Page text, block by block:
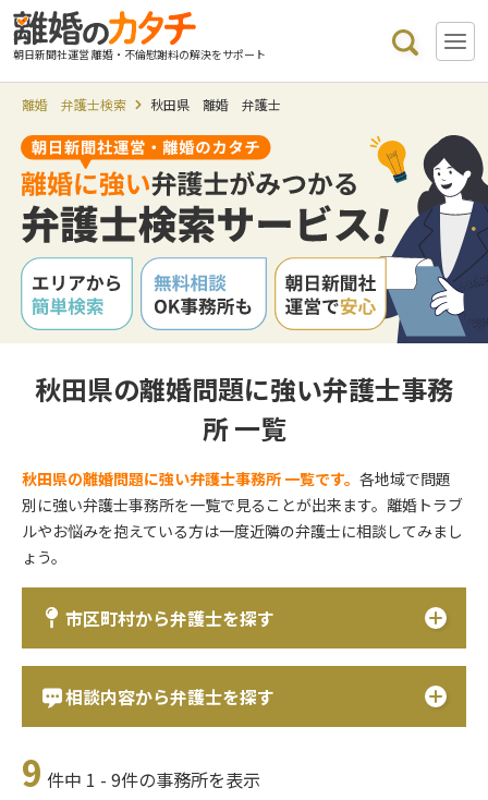
朝日新聞社運営 離婚・不倫慰謝料の解決をサポート
離婚 弁護士検索 秋田県 離婚 弁護士
秋田県の離婚問題に強い弁護士事務
所 一覧
秋田県の離婚問題に強い弁護士事務所 一覧です。各地域で問題
別に強い弁護士事務所を一覧で見ることが出来ます。離婚トラブ
ルやお悩みを抱えている方は一度近隣の弁護士に相談してみまし
ょう。
市区町村から弁護士を探す
相談内容から弁護士を探す
9 件中 1 - 9件の事務所を表示